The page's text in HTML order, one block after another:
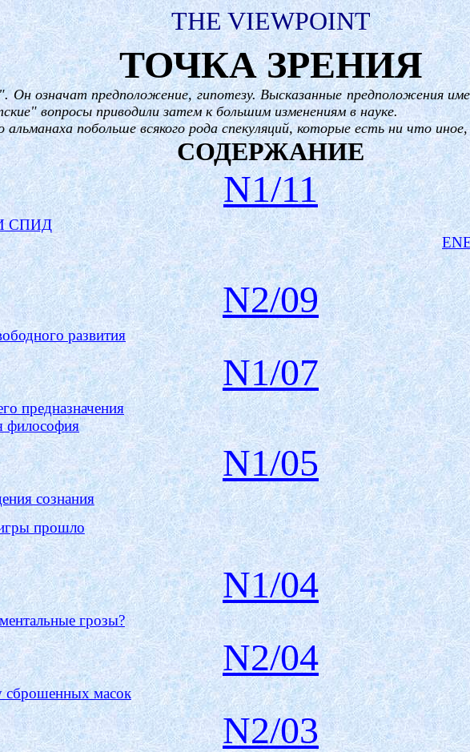
THEVIEWPOINT
ТОЧКА ЗРЕНИЯ
Он означат предположение, гипотезу. Высказанные предположения
вопросы приводили затем к большим изменениям в науке.
побольше всякого рода спекуляций, которые есть ни что
СОДЕРЖАНИЕ
N1/11
СПИД
N2/09
развития
N1/07
предназначения
философия
N1/05
сознания
прошло
N1/04
грозы?
N2/04
сброшенных масок
N2/03